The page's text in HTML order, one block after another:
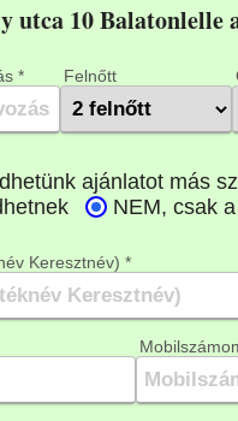
utca 10 Balatonlelle
* Felnőtt
Keresztnév) *